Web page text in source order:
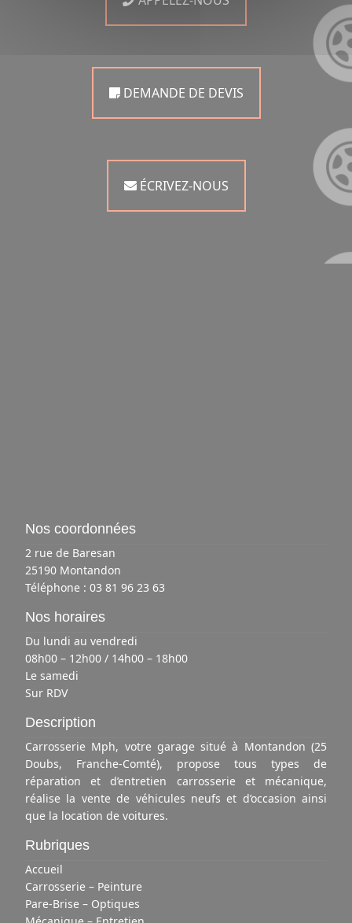
DEMANDE DE DEVIS
ÉCRIVEZ-NOUS
Nos coordonnées
2 rue de Baresan
25190 Montandon
Téléphone : 03 81 96 23 63
Nos horaires
Du lundi au vendredi
08h00 – 12h00 / 14h00 – 18h00
Le samedi
Sur RDV
Description
Carrosserie Mph, votre garage situé à Montandon (25
Doubs, Franche-Comté), propose tous types de
réparation et d’entretien carrosserie et mécanique,
réalise la vente de véhicules neufs et d’occasion ainsi
que la location de voitures.
Rubriques
Accueil
Carrosserie – Peinture
Pare-Brise – Optiques